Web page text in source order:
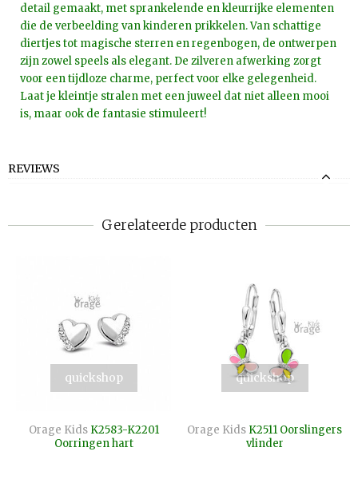
detail gemaakt, met sprankelende en kleurrijke elementen
die de verbeelding van kinderen prikkelen. Van schattige
diertjes tot magische sterren en regenbogen, de ontwerpen
zijn zowel speels als elegant. De zilveren afwerking zorgt
voor een tijdloze charme, perfect voor elke gelegenheid.
Laat je kleintje stralen met een juweel dat niet alleen mooi
is, maar ook de fantasie stimuleert!
REVIEWS
Gerelateerde producten
quickshop
Orage Kids K2583-K2201
Oorringen hart
quickshop
Orage Kids K2511 Oorslingers
vlinder